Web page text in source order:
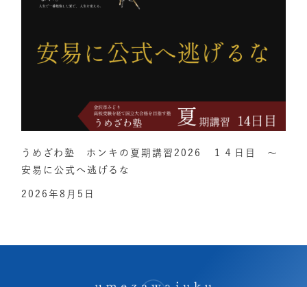
うめざわ塾 ホンキの夏期講習2026 １４日目 ～
安易に公式へ逃げるな
2026年8月5日